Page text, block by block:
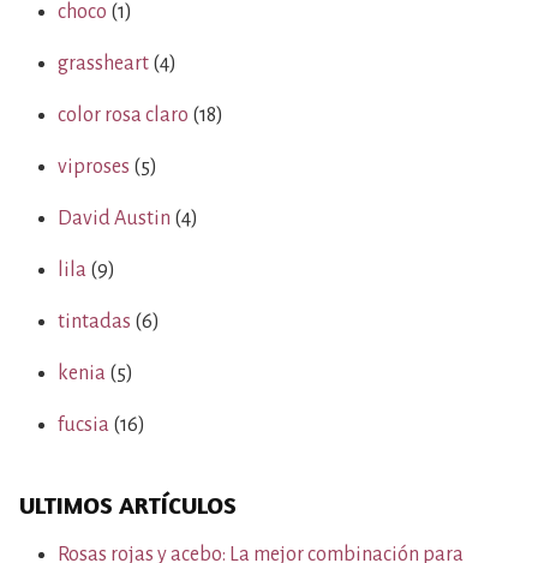
choco (1)
grassheart (4)
color rosa claro (18)
viproses (5)
David Austin (4)
lila (9)
tintadas (6)
kenia (5)
fucsia (16)
ULTIMOS ARTÍCULOS
Rosas rojas y acebo: La mejor combinación para